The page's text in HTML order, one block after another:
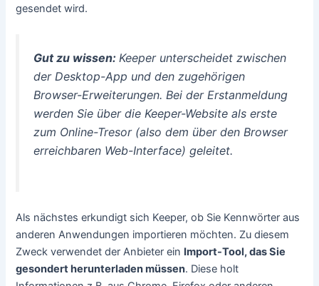
gesendet wird.
Gut zu wissen: Keeper unterscheidet zwischen
der Desktop-App und den zugehörigen
Browser-Erweiterungen. Bei der Erstanmeldung
werden Sie über die Keeper-Website als erste
zum Online-Tresor (also dem über den Browser
erreichbaren Web-Interface) geleitet.
Als nächstes erkundigt sich Keeper, ob Sie Kennwörter aus
anderen Anwendungen importieren möchten. Zu diesem
Zweck verwendet der Anbieter ein Import-Tool, das Sie
gesondert herunterladen müssen. Diese holt